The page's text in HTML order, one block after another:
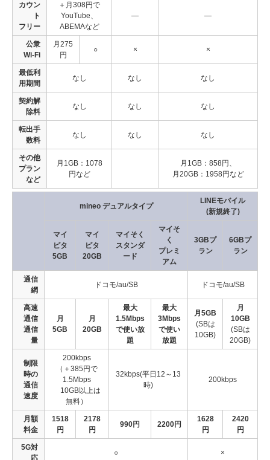
カウン
ト
フリー
＋月308円で
YouTube、
ABEMAなど
― ―
公衆
Wi-Fi
月275
円
○ × ×
最低利
用期間
なし なし なし
契約解
除料
なし なし なし
転出手
数料
なし なし なし
その他
プラン
など
月1GB：1078
円など
月1GB：858円、
月20GB：1958円など
mineo デュアルタイプ
LINEモバイル
(新規終了)
マイ
ピタ
5GB
マイ
ピタ
20GB
マイそく
スタンダ
ード
マイそ
く
プレミ
アム
3GBプ
ラン
6GBプ
ラン
通信
網
ドコモ/au/SB ドコモ/au/SB
高速
通信
通信
量
月
5GB
月
20GB
最大
1.5Mbps
で使い放
題
最大
3Mbps
で使い
放題
月5GB
(SBは
10GB)
月
10GB
(SBは
20GB)
制限
時の
通信
速度
200kbps
（＋385円で
1.5Mbps
10GB以上は
無料）
32kbps(平日12～13
時)
200kbps
月額
料金
1518
円
2178
円
990円 2200円
1628
円
2420
円
5G対
○ ×